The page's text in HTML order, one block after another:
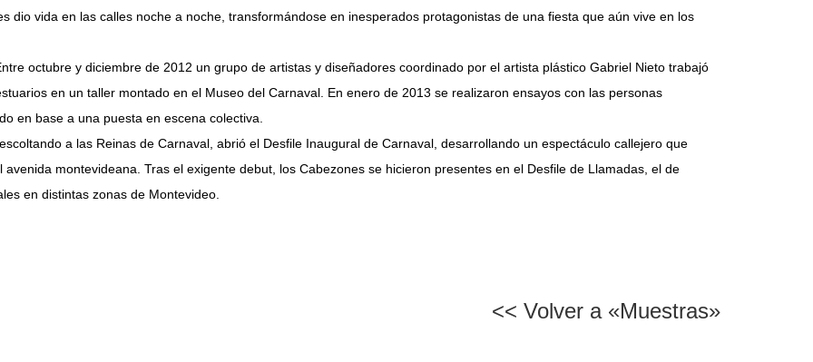
dio vida en las calles noche a noche, transformándose en inesperados protagonistas de una fiesta que aún vive en los
octubre y diciembre de 2012 un grupo de artistas y diseñadores coordinado por el artista plástico Gabriel Nieto trabajó
en un taller montado en el Museo del Carnaval. En enero de 2013 se realizaron ensayos con las personas
en base a una puesta en escena colectiva.
a las Reinas de Carnaval, abrió el Desfile Inaugural de Carnaval, desarrollando un espectáculo callejero que
montevideana. Tras el exigente debut, los Cabezones se hicieron presentes en el Desfile de Llamadas, el de
en distintas zonas de Montevideo.
<< Volver a «Muestras»